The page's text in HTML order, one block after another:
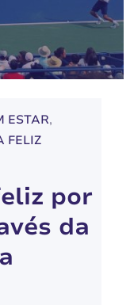
ESTAR
FELIZ
por
da